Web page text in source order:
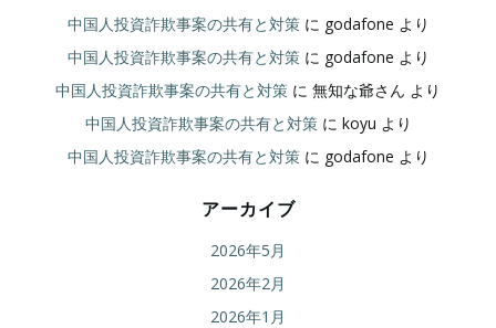
中国人投資詐欺事案の共有と対策に godafone より
中国人投資詐欺事案の共有と対策に godafone より
中国人投資詐欺事案の共有と対策 に 無知な爺さん より
中国人投資詐欺事案の共有と対策に koyu より
中国人投資詐欺事案の共有と対策に godafone より
アーカイブ
2026年5月
2026年2月
2026年1月